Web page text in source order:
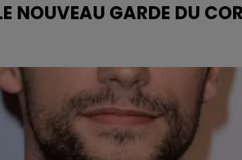
NOUVEAU GARDE DU